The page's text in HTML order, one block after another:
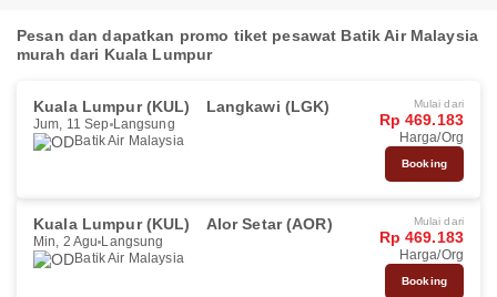
Pesan dan dapatkan promo tiket pesawat Batik Air Malaysia
murah dari Kuala Lumpur
Kuala Lumpur (KUL) Langkawi (LGK)
Jum, 11 Sep Langsung
Batik Air Malaysia
Mulai dari
Rp 469.183
Harga/Org
Booking
Kuala Lumpur (KUL) Alor Setar (AOR)
Min, 2 Agu Langsung
Batik Air Malaysia
Mulai dari
Rp 469.183
Harga/Org
Booking